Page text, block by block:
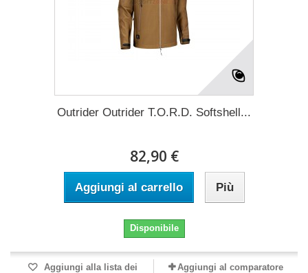
Outrider Outrider T.O.R.D. Softshell...
82,90 €
Aggiungi al carrello Più
Disponibile
Aggiungi alla lista dei
Aggiungi al comparatore